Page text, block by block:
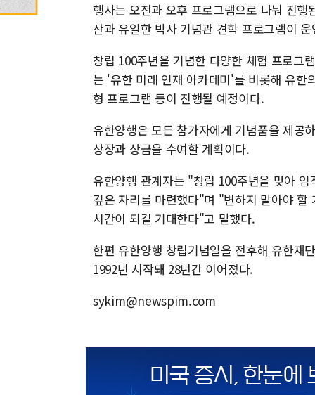
행사는 오전과 오후 프로그램으로 나눠 진
산과 유일한 박사 기념관 견학 프로그램이
창립 100주년을 기념한 다양한 체험 프로그
는 '유한 미래 인재 아카데미'를 비롯해 유
형 프로그램 등이 진행될 예정이다.
유한양행은 모든 참가자에게 기념품을 제공
상장과 상금을 수여할 계획이다.
유한양행 관계자는 "창립 100주년을 맞아
깊은 자리를 마련했다"며 "변하지 말아야 할
시간이 되길 기대한다"고 말했다.
한편 유한양행 창립기념일을 전후해 유한재
1992년 시작돼 28년간 이어졌다.
sykim@newspim.com